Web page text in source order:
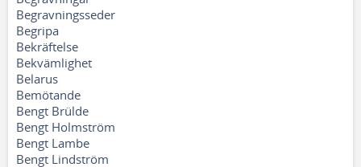
Begravningsseder
Begripa
Bekräftelse
Bekvämlighet
Belarus
Bemötande
Bengt Brülde
Bengt Holmström
Bengt Lambe
Bengt Lindström